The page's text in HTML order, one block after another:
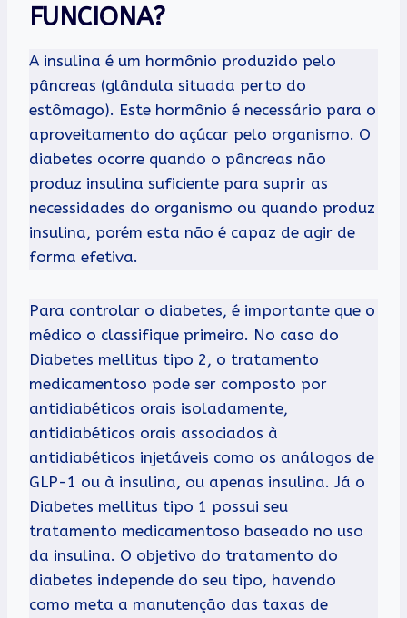
FUNCIONA?
A insulina é um hormônio produzido pelo
pâncreas (glândula situada perto do
estômago). Este hormônio é necessário para o
aproveitamento do açúcar pelo organismo. O
diabetes ocorre quando o pâncreas não
produz insulina suficiente para suprir as
necessidades do organismo ou quando produz
insulina, porém esta não é capaz de agir de
forma efetiva.
Para controlar o diabetes, é importante que o
médico o classifique primeiro. No caso do
Diabetes mellitus tipo 2, o tratamento
medicamentoso pode ser composto por
antidiabéticos orais isoladamente,
antidiabéticos orais associados à
antidiabéticos injetáveis como os análogos de
GLP-1 ou à insulina, ou apenas insulina. Já o
Diabetes mellitus tipo 1 possui seu
tratamento medicamentoso baseado no uso
da insulina. O objetivo do tratamento do
diabetes independe do seu tipo, havendo
como meta a manutenção das taxas de